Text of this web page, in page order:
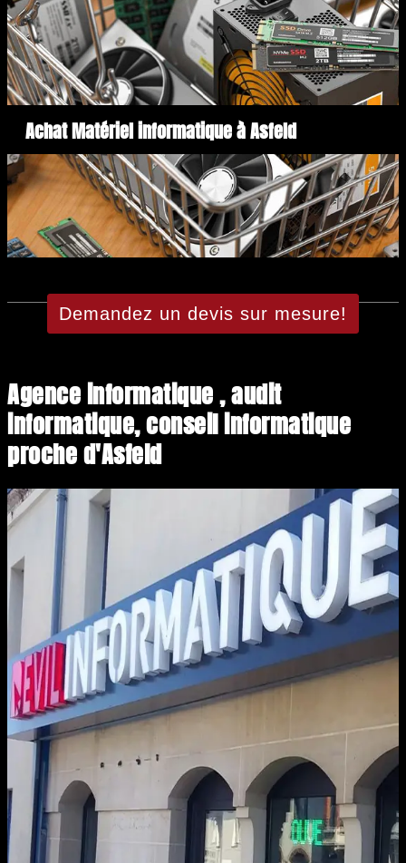
Achat Matériel informatique à Asfeld
Demandez un devis sur mesure!
Agence informatique , audit
informatique, conseil informatique
proche d'Asfeld